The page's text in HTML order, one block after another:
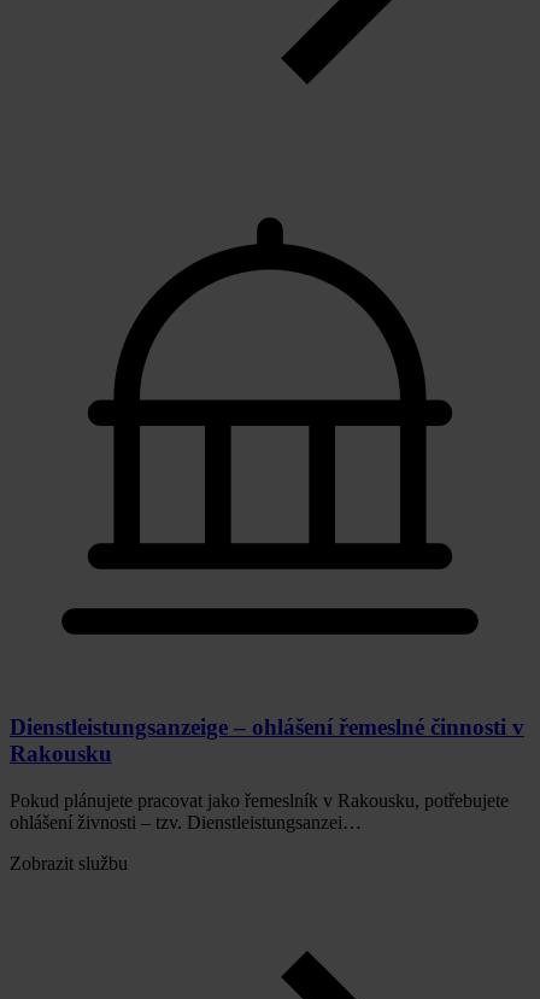
Dienstleistungsanzeige – ohlášení řemeslné činnosti v
Rakousku
Pokud plánujete pracovat jako řemeslník v Rakousku, potřebujete
ohlášení živnosti – tzv. Dienstleistungsanzei…
Zobrazit službu